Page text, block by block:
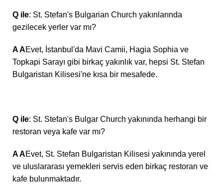
Q ile: St. Stefan's Bulgarian Church yakınlarında
gezilecek yerler var mı?
A AEvet, İstanbul'da Mavi Camii, Hagia Sophia ve
Topkapi Sarayı gibi birkaç yakınlık var, hepsi St. Stefan
Bulgaristan Kilisesi'ne kısa bir mesafede.
Q ile: St. Stefan's Bulgar Church yakınında herhangi bir
restoran veya kafe var mı?
A AEvet, St. Stefan Bulgaristan Kilisesi yakınında yerel
ve uluslararası yemekleri servis eden birkaç restoran ve
kafe bulunmaktadır.